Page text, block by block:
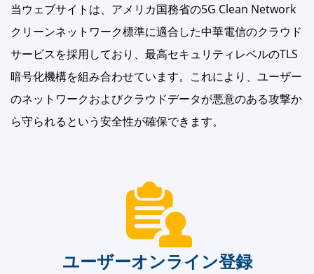
当ウェブサイトは、アメリカ国務省の5G Clean Network
クリーンネットワーク標準に適合した中華電信のクラウド
サービスを採用しており、最高セキュリティレベルのTLS
暗号化機構を組み合わせています。これにより、ユーザー
のネットワークおよびクラウドデータが悪意のある攻撃か
ら守られるという安全性が確保できます。
ユーザーオンライン登録